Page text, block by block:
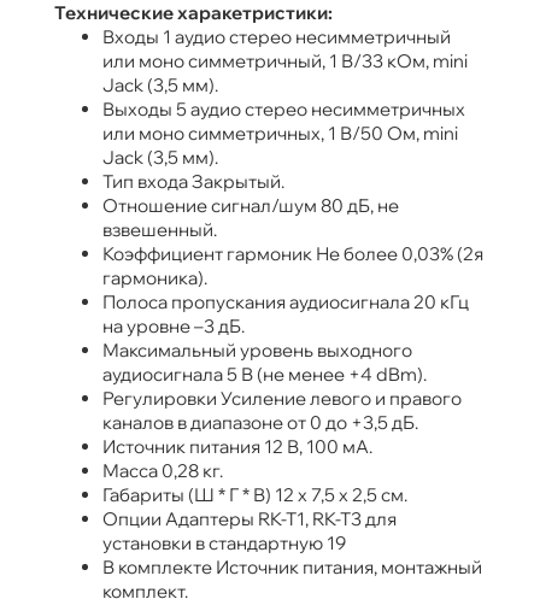
Технические харакетристики:
Входы 1 аудио стерео несимметричный
или моно симметричный, 1 В/33 кОм, mini
Jack (3,5 мм).
Выходы 5 аудио стерео несимметричных
или моно симметричных, 1 В/50 Ом, mini
Jack (3,5 мм).
Тип входа Закрытый.
Отношение сигнал/шум 80 дБ, не
взвешенный.
Коэффициент гармоник Не более 0,03% (2­я
гармоника).
Полоса пропускания аудиосигнала 20 кГц
на уровне –3 дБ.
Максимальный уровень выходного
аудиосигнала 5 В (не менее +4 dBm).
Регулировки Усиление левого и правого
каналов в диапазоне от 0 до +3,5 дБ.
Источник питания 12 В, 100 мА.
Масса 0,28 кг.
Габариты (Ш * Г * В) 12 х 7,5 х 2,5 см.
Опции Адаптеры RK-T1, RK-T3 для
установки в стандартную 19
В комплекте Источник питания, монтажный
комплект.